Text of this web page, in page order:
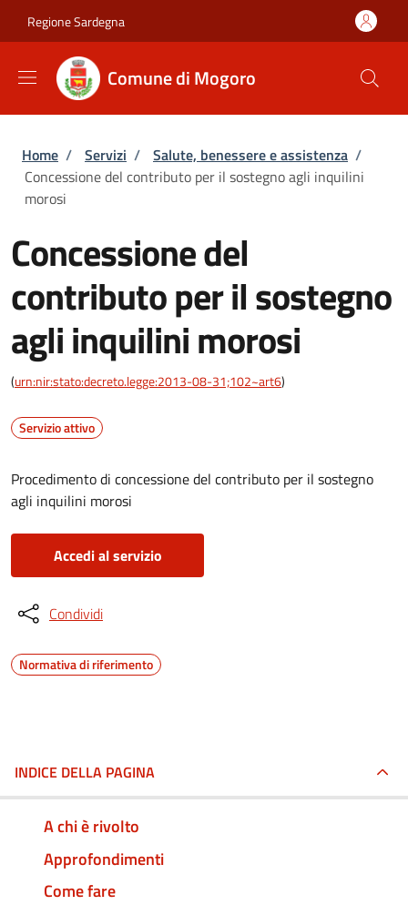
Regione Sardegna
Comune di Mogoro
Briciole di pane
Home / Servizi / Salute, benessere e assistenza /
Concessione del contributo per il sostegno agli inquilini
morosi
Concessione del
contributo per il sostegno
agli inquilini morosi
(urn:nir:stato:decreto.legge:2013-08-31;102~art6)
Servizio attivo
Procedimento di concessione del contributo per il sostegno
agli inquilini morosi
Accedi al servizio
Condividi
Normativa di riferimento
INDICE DELLA PAGINA
A chi è rivolto
Approfondimenti
Come fare